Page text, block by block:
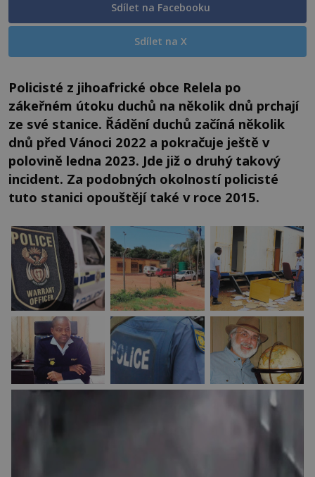
Sdílet na Facebooku
Sdílet na X
Policisté z jihoafrické obce Relela po
zákeřném útoku duchů na několik dnů prchají
ze své stanice. Řádění duchů začíná několik
dnů před Vánoci 2022 a pokračuje ještě v
polovině ledna 2023. Jde již o druhý takový
incident. Za podobných okolností policisté
tuto stanici opouštějí také v roce 2015.